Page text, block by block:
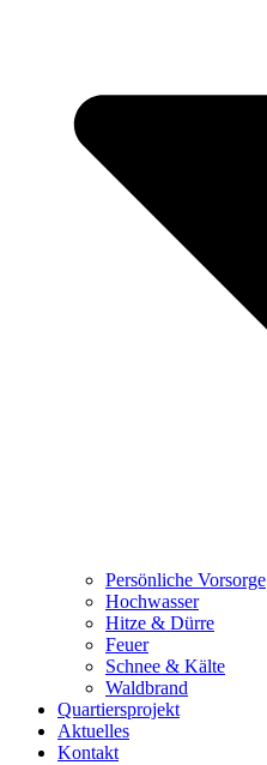
Persönliche Vorsorge
Hochwasser
Hitze & Dürre
Feuer
Schnee & Kälte
Waldbrand
Quartiersprojekt
Aktuelles
Kontakt